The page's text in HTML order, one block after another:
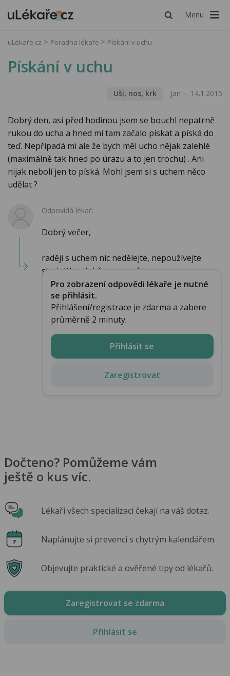
Menu
uLékaře.cz Poradna lékaře Pískání v uchu
Pískání v uchu
Uši, nos, krk Jan 14.1.2015
Dobrý den, asi před hodinou jsem se bouchl nepatrně
rukou do ucha a hned mi tam začalo pískat a píská do
teď. Nepřipadá mi ale že bych měl ucho nějak zalehlé
(maximálně tak hned po úrazu a to jen trochu) . Ani
nijak nebolí jen to píská. Mohl jsem si s uchem něco
udělat ?
Odpovídá lékař:
Dobrý večer,
raději s uchem nic nedělejte, nepoužívejte
sluchátka, dobře se vyspěte. a v...
Pro zobrazení odpovědi lékaře je nutné
se přihlásit.
Přihlášení/registrace je zdarma a zabere
průměrně 2 minuty.
Přihlásit se
Zaregistrovat
Dočteno? Pomůžeme vám
ještě o kus víc.
Lékaři všech specializací čekají na váš dotaz.
Naplánujte si prevenci s chytrým kalendářem.
Objevujte praktické a ověřené tipy od lékařů.
Zaregistrovat se zdarma
Přihlásit se